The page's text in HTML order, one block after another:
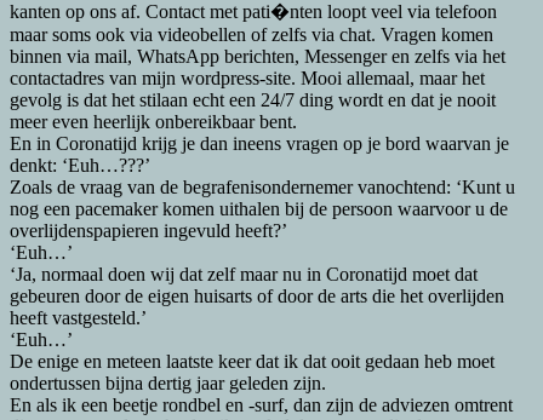
kanten op ons af. Contact met pati�nten loopt veel via telefoon
maar soms ook via videobellen of zelfs via chat. Vragen komen
binnen via mail, WhatsApp berichten, Messenger en zelfs via het
contactadres van mijn wordpress-site. Mooi allemaal, maar het
gevolg is dat het stilaan echt een 24/7 ding wordt en dat je nooit
meer even heerlijk onbereikbaar bent.
En in Coronatijd krijg je dan ineens vragen op je bord waarvan je
denkt: ‘Euh…???’
Zoals de vraag van de begrafenisondernemer vanochtend: ‘Kunt u
nog een pacemaker komen uithalen bij de persoon waarvoor u de
overlijdenspapieren ingevuld heeft?’
‘Euh…’
‘Ja, normaal doen wij dat zelf maar nu in Coronatijd moet dat
gebeuren door de eigen huisarts of door de arts die het overlijden
heeft vastgesteld.’
‘Euh…’
De enige en meteen laatste keer dat ik dat ooit gedaan heb moet
ondertussen bijna dertig jaar geleden zijn.
En als ik een beetje rondbel en -surf, dan zijn de adviezen omtrent